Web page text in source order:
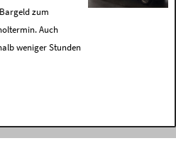
zum
Auch
weniger Stunden